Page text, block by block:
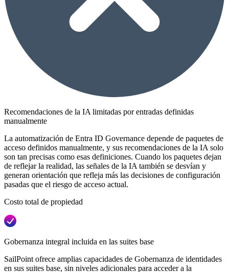
Recomendaciones de la IA limitadas por entradas definidas
manualmente
La automatización de Entra ID Governance depende de paquetes de
acceso definidos manualmente, y sus recomendaciones de la IA solo
son tan precisas como esas definiciones. Cuando los paquetes dejan
de reflejar la realidad, las señales de la IA también se desvían y
generan orientación que refleja más las decisiones de configuración
pasadas que el riesgo de acceso actual.
Costo total de propiedad
Gobernanza integral incluida en las suites base
SailPoint ofrece amplias capacidades de Gobernanza de identidades
en sus suites base, sin niveles adicionales para acceder a la